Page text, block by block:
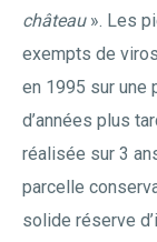
château». Les
exempts de
en 1995 sur une
d’années plus
réalisée sur 3
parcelle
solide réserve